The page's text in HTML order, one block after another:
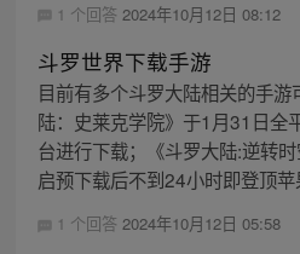
1 个回答 2024年10月12日 08:12
斗罗世界下载手游
目前有多个斗罗大陆相关的手
陆：史莱克学院》于1月31日全
台进行下载；《斗罗大陆:逆转
启预下载后不到24小时即登顶
1 个回答 2024年10月12日 05:58